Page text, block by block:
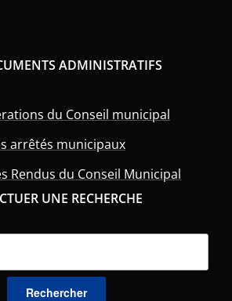
ADMINISTRATIFS
du Conseil municipal
arrêtés municipaux
Rendus du Conseil Municipal
UNE RECHERCHE